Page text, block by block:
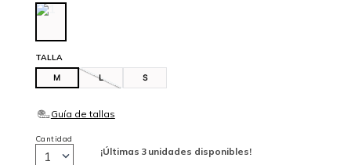
TALLA
M L S
¡Últimas 3 unidades disponibles!
Cantidad
1